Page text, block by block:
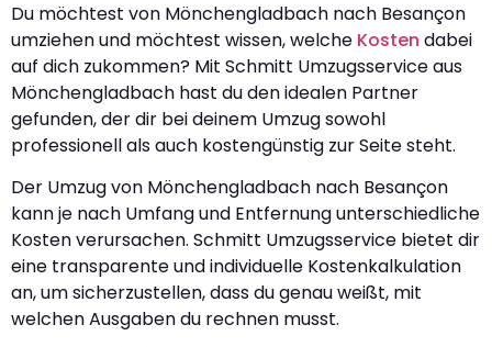
Du möchtest von Mönchengladbach nach Besançon
umziehen und möchtest wissen, welche Kosten dabei
auf dich zukommen? Mit Schmitt Umzugsservice aus
Mönchengladbach hast du den idealen Partner
gefunden, der dir bei deinem Umzug sowohl
professionell als auch kostengünstig zur Seite steht.
Der Umzug von Mönchengladbach nach Besançon
kann je nach Umfang und Entfernung unterschiedliche
Kosten verursachen. Schmitt Umzugsservice bietet dir
eine transparente und individuelle Kostenkalkulation
an, um sicherzustellen, dass du genau weißt, mit
welchen Ausgaben du rechnen musst.